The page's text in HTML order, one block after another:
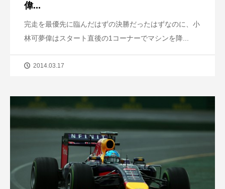
偉...
完走を最優先に臨んだはずの決勝だったはずなのに、小
林可夢偉はスタート直後の1コーナーでマシンを降...
2014.03.17